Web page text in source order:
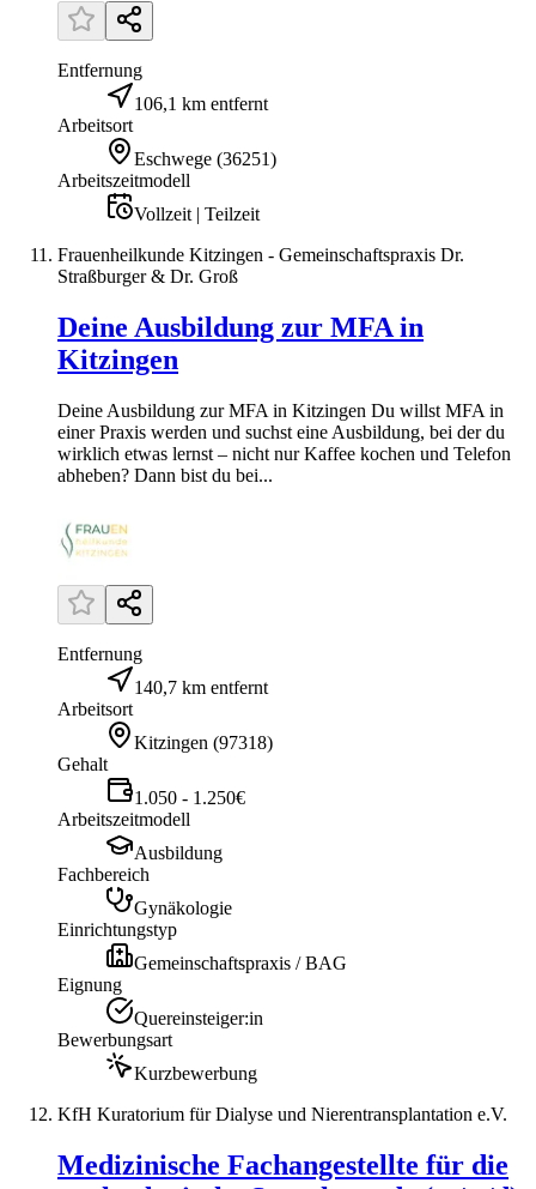
Entfernung
106,1 km entfernt
Arbeitsort
Eschwege (36251)
Arbeitszeitmodell
Vollzeit | Teilzeit
Frauenheilkunde Kitzingen - Gemeinschaftspraxis Dr.
Straßburger & Dr. Groß
Deine Ausbildung zur MFA in
Kitzingen
Deine Ausbildung zur MFA in Kitzingen Du willst MFA in
einer Praxis werden und suchst eine Ausbildung, bei der du
wirklich etwas lernst – nicht nur Kaffee kochen und Telefon
abheben? Dann bist du bei...
Entfernung
140,7 km entfernt
Arbeitsort
Kitzingen (97318)
Gehalt
1.050 - 1.250€
Arbeitszeitmodell
Ausbildung
Fachbereich
Gynäkologie
Einrichtungstyp
Gemeinschaftspraxis / BAG
Eignung
Quereinsteiger:in
Bewerbungsart
Kurzbewerbung
KfH Kuratorium für Dialyse und Nierentransplantation e.V.
Medizinische Fachangestellte für die